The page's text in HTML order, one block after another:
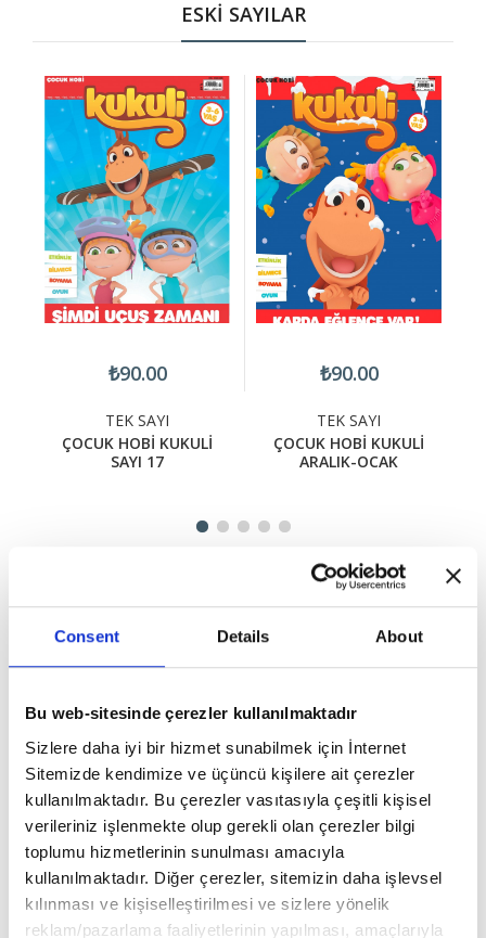
Consent Details About
Bu web-sitesinde çerezler kullanılmaktadır
Sizlere daha iyi bir hizmet sunabilmek için İnternet
Sitemizde kendimize ve üçüncü kişilere ait çerezler
kullanılmaktadır. Bu çerezler vasıtasıyla çeşitli kişisel
verileriniz işlenmekte olup gerekli olan çerezler bilgi
toplumu hizmetlerinin sunulması amacıyla
kullanılmaktadır. Diğer çerezler, sitemizin daha işlevsel
kılınması ve kişiselleştirilmesi ve sizlere yönelik
reklam/pazarlama faaliyetlerinin yapılması, amaçlarıyla
ESKİ SAYILAR
₺90.00
TEK SAYI
ÇOCUK HOBİ KUKULİ
SAYI 17
₺90.00
TEK SAYI
ÇOCUK HOBİ KUKULİ
ARALIK-OCAK
DEĞERLENDİRMELER
ÇOCUK HOBİ KUKULİ SAYI 32 Hakkında (0) Yorum Var
Yorum bulunmamaktadır..
BU ÜRÜNLERE DE GÖZ AT